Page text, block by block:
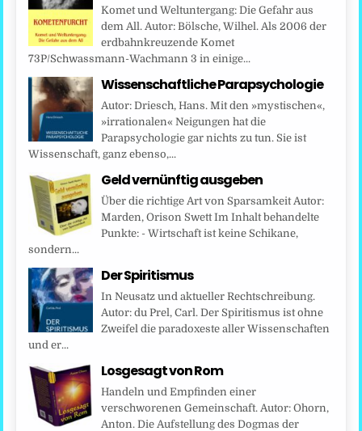
Komet und Weltuntergang: Die Gefahr aus
dem All. Autor: Bölsche, Wilhel. Als 2006 der
erdbahnkreuzende Komet
73P/Schwassmann-Wachmann 3 in einige...
Wissenschaftliche Parapsychologie
Autor: Driesch, Hans. Mit den »mystischen«,
»irrationalen« Neigungen hat die
Parapsychologie gar nichts zu tun. Sie ist
Wissenschaft, ganz ebenso,...
Geld vernünftig ausgeben
Über die richtige Art von Sparsamkeit Autor:
Marden, Orison Swett Im Inhalt behandelte
Punkte: - Wirtschaft ist keine Schikane,
sondern...
Der Spiritismus
In Neusatz und aktueller Rechtschreibung.
Autor: du Prel, Carl. Der Spiritismus ist ohne
Zweifel die paradoxeste aller Wissenschaften
und er...
Losgesagt von Rom
Handeln und Empfinden einer
verschworenen Gemeinschaft. Autor: Ohorn,
Anton. Die Aufstellung des Dogmas der